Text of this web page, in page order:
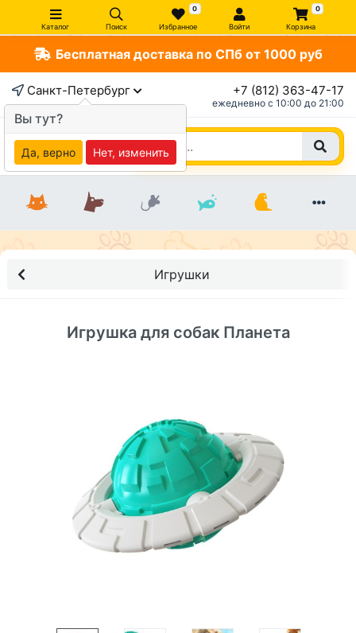
Каталог Поиск
0
Избранное Войти
0
Корзина
Бесплатная доставка по СПб от 1000 руб
Санкт-Петербург +7 (812) 363-47-17
ежедневно c 10:00 до 21:00
Игрушки
Игрушка для собак Планета
Вы тут?
Да, верно Нет, изменить